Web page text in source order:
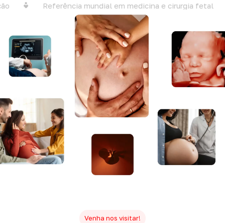
Referência mundial em medicina e cirurgia fetal
Venha nos visitar!